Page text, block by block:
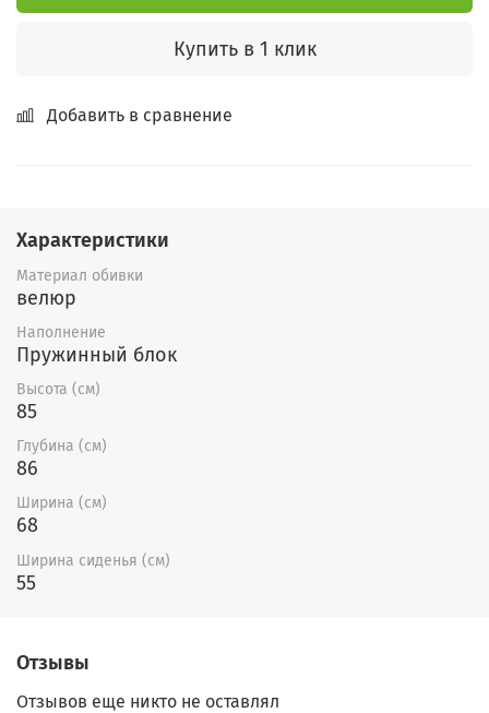
Купить в 1 клик
Добавить в сравнение
Характеристики
Материал обивки
велюр
Наполнение
Пружинный блок
Высота (см)
85
Глубина (см)
86
Ширина (см)
68
Ширина сиденья (см)
55
Отзывы
Отзывов еще никто не оставлял